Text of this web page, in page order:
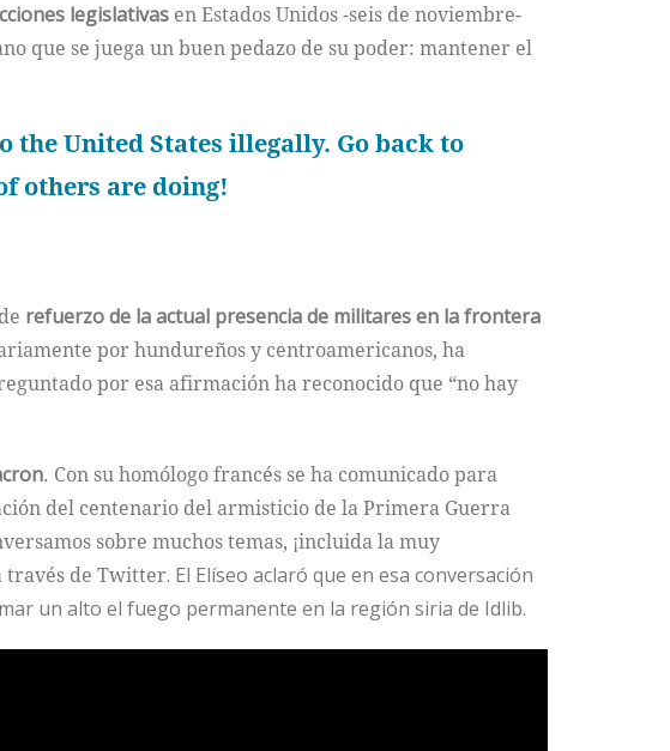
legislativas en Estados Unidos -seis de noviembre-
que se juega un buen pedazo de su poder: mantener el
United States illegally. Go back to
others are doing!
refuerzo de la actual presencia de militares en la frontera
por hundureños y centroamericanos, ha
por esa afirmación ha reconocido que “no hay
. Con su homólogo francés se ha comunicado para
del centenario del armisticio de la Primera Guerra
sobre muchos temas, ¡incluida la muy
través de Twitter. El Elíseo aclaró que en esa conversación
un alto el fuego permanente en la región siria de Idlib.